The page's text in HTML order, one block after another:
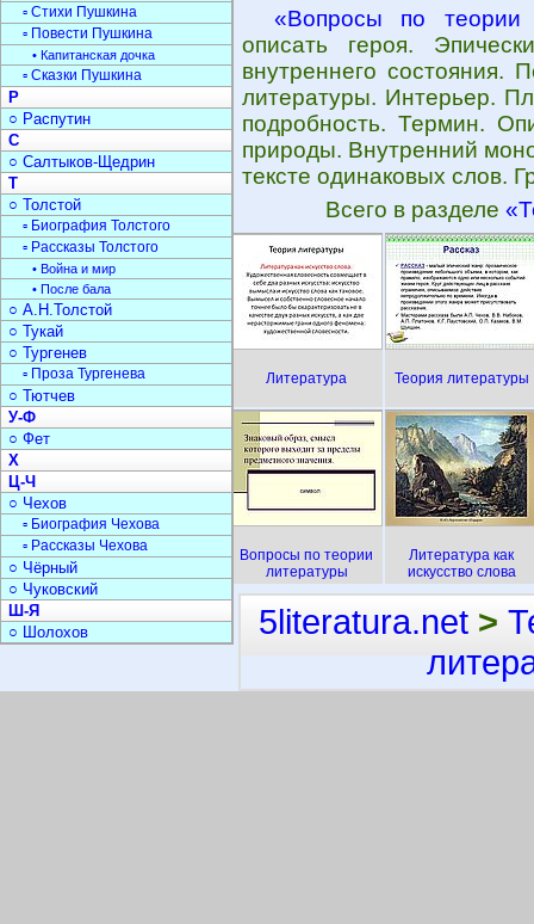
«Вопросы по теории
описать героя.
внутреннего состояния.
литературы. Интерьер.
подробность. Термин.
природы. Внутренний
тексте одинаковых слов.
Всего в разделе
Литература Теория литературы
Вопросы по теории
литературы
Литература как
искусство слова
▫ Стихи Пушкина
▫ Повести Пушкина
• Капитанская дочка
▫ Сказки Пушкина
Р
○ Распутин
С
○ Салтыков-Щедрин
Т
○ Толстой
▫ Биография Толстого
▫ Рассказы Толстого
• Война и мир
• После бала
○ А.Н.Толстой
○ Тукай
○ Тургенев
▫ Проза Тургенева
○ Тютчев
У-Ф
○ Фет
Х
Ц-Ч
○ Чехов
▫ Биография Чехова
▫ Рассказы Чехова
○ Чёрный
○ Чуковский
Ш-Я
○ Шолохов
5literatura.net >